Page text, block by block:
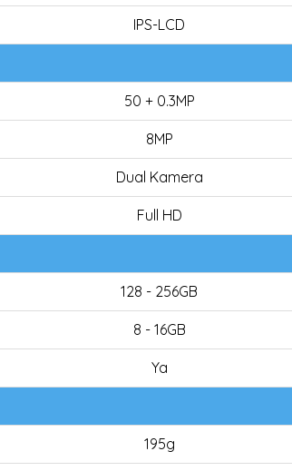
IPS-LCD
50 + 0.3MP
8MP
Dual Kamera
Full HD
128 - 256GB
8 - 16GB
Ya
195g